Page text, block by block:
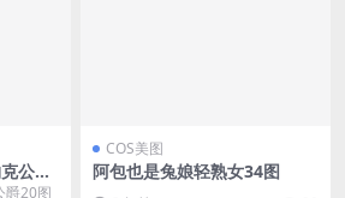
公爵
爵20图
COS美图
阿包也是兔娘轻熟女34图